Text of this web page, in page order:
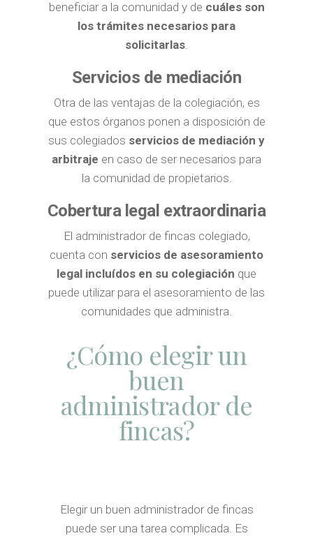
beneficiar a la comunidad y de cuáles son
los trámites necesarios para
solicitarlas
Servicios de mediación
Otra de las ventajas de la colegiación, es
que estos órganos ponen a disposición de
sus colegiados servicios de mediación y
arbitraje en caso de ser necesarios para
la comunidad de propietarios.
Cobertura legal extraordinaria
El administrador de fincas colegiado,
cuenta con servicios de asesoramiento
legal incluídos en su colegiación que
puede utilizar para el asesoramiento de las
comunidades que administra.
¿Cómo elegir un
buen
administrador de
fincas?
Elegir un buen administrador de fincas
puede ser una tarea complicada. Es